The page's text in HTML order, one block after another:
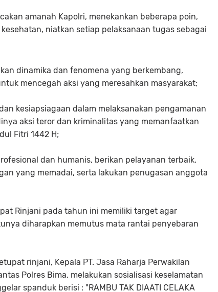
amanah Kapolri, menekankan beberapa poin,
niatkan setiap pelaksanaan tugas sebagai
dinamika dan fenomena yang berkembang,
mencegah aksi yang meresahkan masyarakat;
kesiapsiagaan dalam melaksanakan pengamanan
aksi teror dan kriminalitas yang memanfaatkan
Fitri 1442 H;
dan humanis, berikan pelayanan terbaik,
yang memadai, serta lakukan penugasan anggota
Rinjani pada tahun ini memiliki target agar
diharapkan memutus mata rantai penyebaran
rinjani, Kepala PT. Jasa Raharja Perwakilan
Polres Bima, melakukan sosialisasi keselamatan
spanduk berisi : "RAMBU TAK DIAATI CELAKA